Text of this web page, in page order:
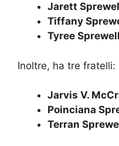
Jarett
Tiffany
Tyree Sprewell
Inoltre, ha tre fratelli:
Jarvis V.
Poinciana
Terran